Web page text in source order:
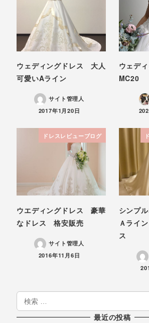
ウェディングドレス 大人
可愛いAライン
サイト管理人
投稿日
2017年1月20日
ウェデ
MC20
投
ドレスレビューブログ
ウエディングドレス 豪華
なドレス 格安販売
サイト管理人
投稿日
2016年11月6日
シンプ
Ａライ
ス
投
索
最近の投稿